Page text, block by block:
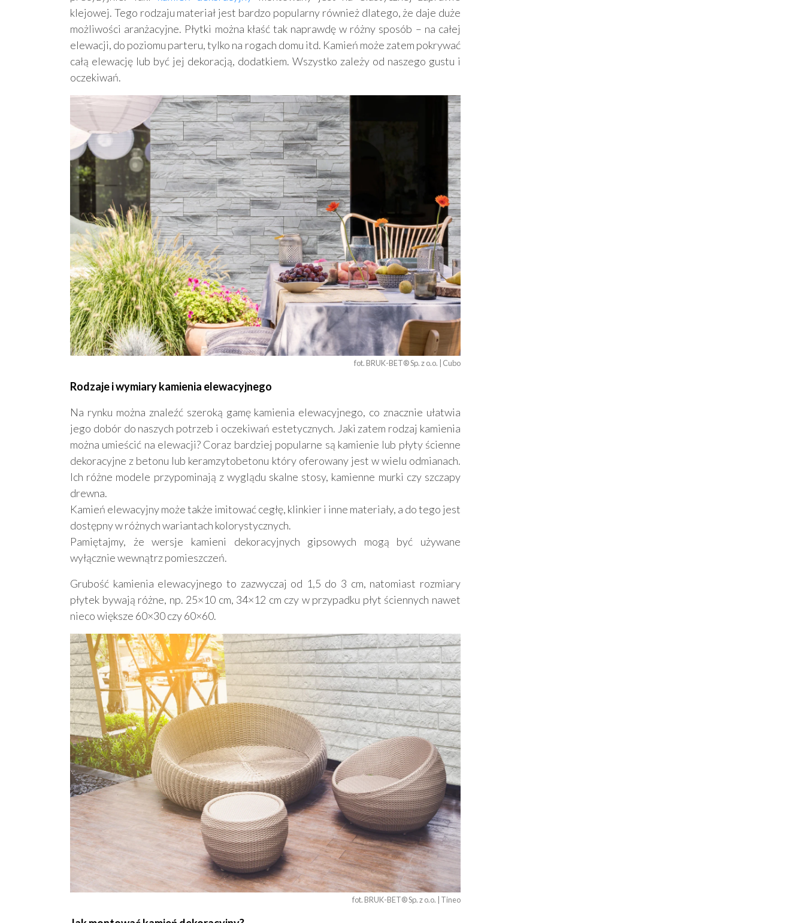
klejowej. Tego rodzaju materiał jest bardzo popularny również dlatego, że daje duże
możliwości aranżacyjne. Płytki można kłaść tak naprawdę w różny sposób – na całej
elewacji, do poziomu parteru, tylko na rogach domu itd. Kamień może zatem pokrywać
całą elewację lub być jej dekoracją, dodatkiem. Wszystko zależy od naszego gustu i
oczekiwań.
fot. BRUK-BET® Sp. z o.o. | Cubo
Rodzaje i wymiary kamienia elewacyjnego
Na rynku można znaleźć szeroką gamę kamienia elewacyjnego, co znacznie ułatwia
jego dobór do naszych potrzeb i oczekiwań estetycznych. Jaki zatem rodzaj kamienia
można umieścić na elewacji? Coraz bardziej popularne są kamienie lub płyty ścienne
dekoracyjne z betonu lub keramzytobetonu który oferowany jest w wielu odmianach.
Ich różne modele przypominają z wyglądu skalne stosy, kamienne murki czy szczapy
drewna.
Kamień elewacyjny może także imitować cegłę, klinkier i inne materiały, a do tego jest
dostępny w różnych wariantach kolorystycznych.
Pamiętajmy, że wersje kamieni dekoracyjnych gipsowych mogą być używane
wyłącznie wewnątrz pomieszczeń.
Grubość kamienia elewacyjnego to zazwyczaj od 1,5 do 3 cm, natomiast rozmiary
płytek bywają różne, np. 25×10 cm, 34×12 cm czy w przypadku płyt ściennych nawet
nieco większe 60×30 czy 60×60.
fot. BRUK-BET® Sp. z o.o. | Tineo